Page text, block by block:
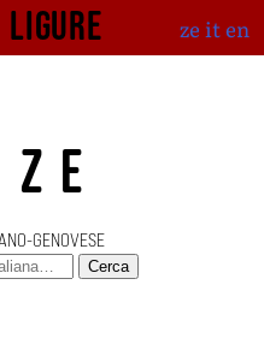
ligure ze iten
GENOVESE
Cerca